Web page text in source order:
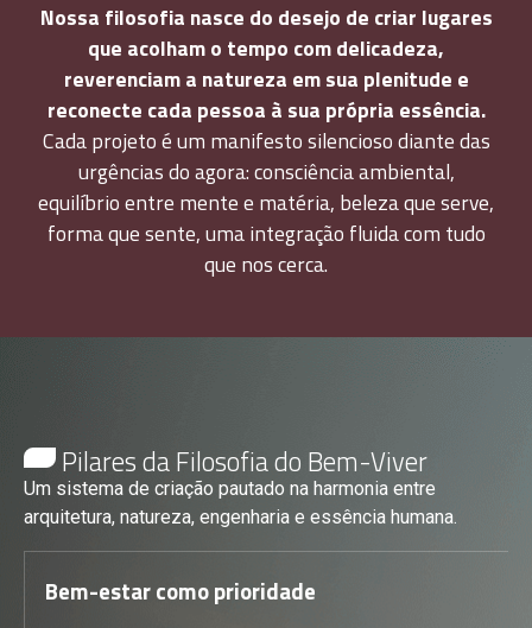
Nossa filosofia nasce do desejo de criar lugares
que acolham o tempo com delicadeza,
reverenciam a natureza em sua plenitude e
reconecte cada pessoa à sua própria essência.
Cada projeto é um manifesto silencioso diante das
urgências do agora: consciência ambiental,
equilíbrio entre mente e matéria, beleza que serve,
forma que sente, uma integração fluida com tudo
que nos cerca.
Pilares da Filosofia do Bem-Viver
Um sistema de criação pautado na harmonia entre
arquitetura, natureza, engenharia e essência humana.
Bem-estar como prioridade